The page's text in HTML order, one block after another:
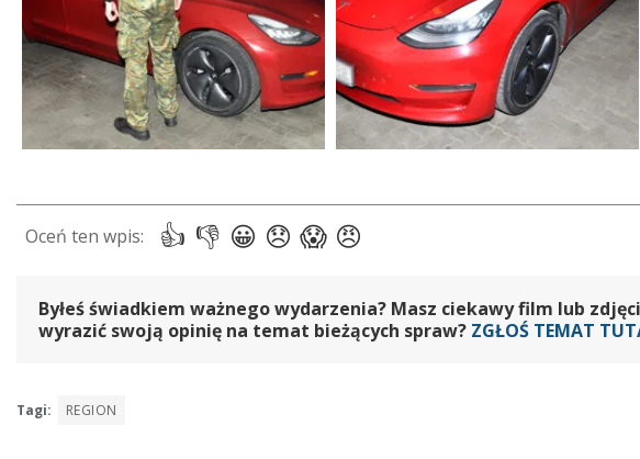
Byłeś świadkiem ważnego wydarzenia? Masz ciekawy film lub
wyrazić swoją opinię na temat bieżących spraw? ZGŁOŚ TEMAT
Tagi: REGION